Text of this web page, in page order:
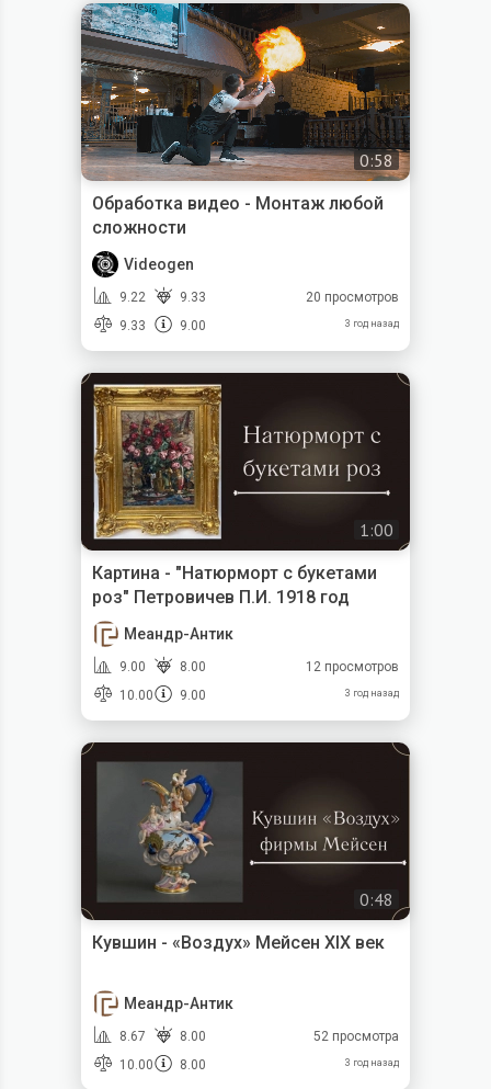
0:58
Обработка видео - Монтаж любой
сложности
Videogen
9.22
9.33
9.33
9.00
20 просмотров
3 год назад
1:00
Картина - "Натюрморт с букетами
роз" Петровичев П.И. 1918 год
Меандр-Антик
9.00
8.00
10.00
9.00
12 просмотров
3 год назад
0:48
Кувшин - «Воздух» Мейсен XIX век
Меандр-Антик
8.67
8.00
10.00
8.00
52 просмотра
3 год назад